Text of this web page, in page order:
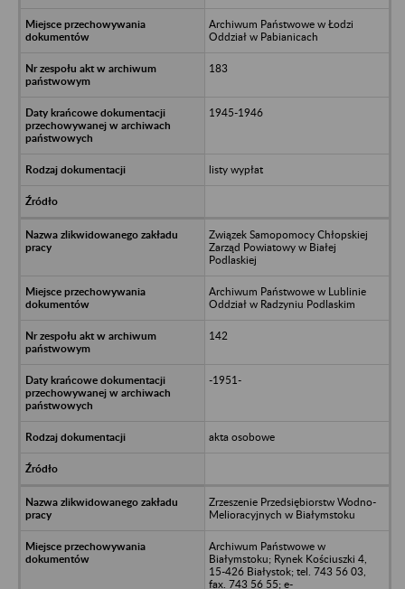
Archiwum Państwowe w Łodzi
Oddział w Pabianicach
183
1945-1946
listy wypłat
Związek Samopomocy Chłopskiej
Zarząd Powiatowy w Białej
Podlaskiej
Archiwum Państwowe w Lublinie
Oddział w Radzyniu Podlaskim
142
-1951-
akta osobowe
Zrzeszenie Przedsiębiorstw Wodno-
Melioracyjnych w Białymstoku
Archiwum Państwowe w
Białymstoku; Rynek Kościuszki 4,
15-426 Białystok; tel. 743 56 03,
fax. 743 56 55; e-